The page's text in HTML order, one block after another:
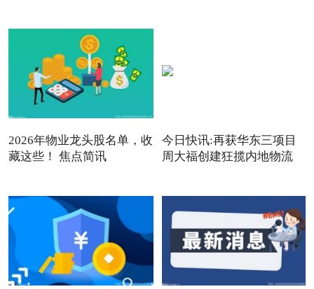
2026年物业龙头股名单，收
藏这些！ 焦点简讯
今日快讯:再获华东三项目
周大福创建狂揽内地物流